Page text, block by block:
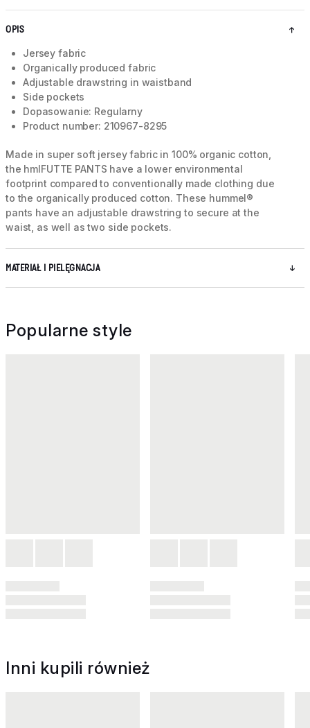
OPIS
Jersey fabric
Organically produced fabric
Adjustable drawstring in waistband
Side pockets
Dopasowanie: Regularny
Product number: 210967-8295
Made in super soft jersey fabric in 100% organic cotton,
the hmlFUTTE PANTS have a lower environmental
footprint compared to conventionally made clothing due
to the organically produced cotton. These hummel®
pants have an adjustable drawstring to secure at the
waist, as well as two side pockets.
MATERIAŁ I PIELĘGNACJA
Popularne style
Inni kupili również